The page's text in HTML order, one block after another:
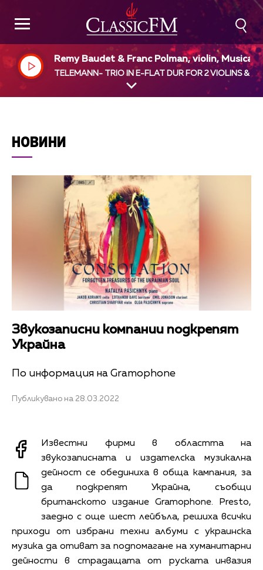
Remy Baudet & Franc Polman, violin, Musica
phion, Pieter - Jan Belder, dir
TELEMANN- TRIO IN E-FLAT DUR FOR 2 VIOLINS &
НОВИНИ
Звукозаписни компании подкрепят
Украйна
По информация на Gramophone
Публикувано на 28.03.2022
Известни фирми в областта на
звукозаписната и издателска музикална
дейност се обединиха в обща кампания, за
да подкрепят Украйна, съобщи
британското издание Gramophone. Presto,
заедно с още шест лейбъла, решиха всички
приходи от избрани техни албуми с украинска
музика да отиват за подпомагане на хуманитарни
дейности в страдащата от руската инвазия